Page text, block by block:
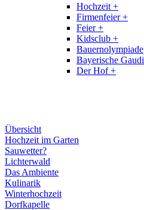
Hochzeit +
Firmenfeier +
Feier +
Kidsclub +
Bauernolympiade
Bayerische Gaudi
Der Hof +
Übersicht
Hochzeit im Garten
Sauwetter?
Lichterwald
Das Ambiente
Kulinarik
Winterhochzeit
Dorfkapelle